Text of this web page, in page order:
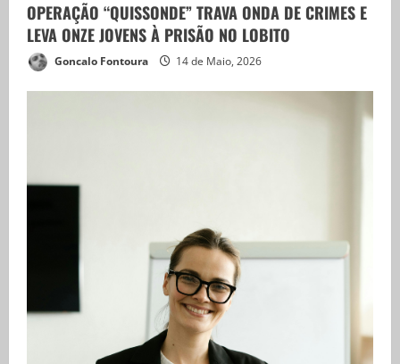
OPERAÇÃO “QUISSONDE” TRAVA ONDA DE CRIMES E
LEVA ONZE JOVENS À PRISÃO NO LOBITO
Goncalo Fontoura 14 de Maio, 2026